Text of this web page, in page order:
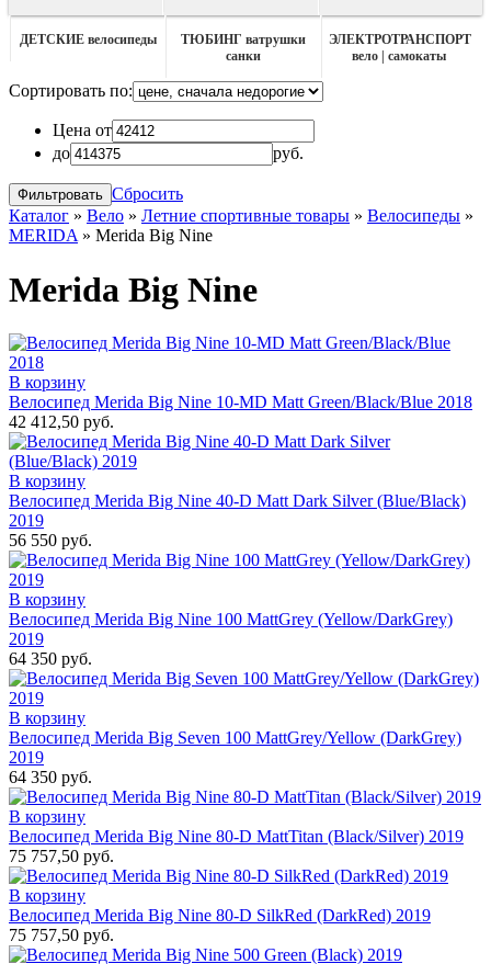
ДЕТСКИЕ велосипеды
ТЮБИНГ ватрушки
санки
ЭЛЕКТРОТРАНСПОРТ
вело | самокаты
Сортировать по:
Цена от
до
руб.
Сбросить
Каталог » Вело » Летние спортивные товары » Велосипеды »
MERIDA» Merida Big Nine
Merida Big Nine
В корзину
Велосипед Merida Big Nine 10-MD Matt Green/Black/Blue 2018
42 412,50 руб.
В корзину
Велосипед Merida Big Nine 40-D Matt Dark Silver (Blue/Black)
2019
56 550 руб.
В корзину
Велосипед Merida Big Nine 100 MattGrey (Yellow/DarkGrey)
2019
64 350 руб.
В корзину
Велосипед Merida Big Seven 100 MattGrey/Yellow (DarkGrey)
2019
64 350 руб.
В корзину
Велосипед Merida Big Nine 80-D MattTitan (Black/Silver) 2019
75 757,50 руб.
В корзину
Велосипед Merida Big Nine 80-D SilkRed (DarkRed) 2019
75 757,50 руб.